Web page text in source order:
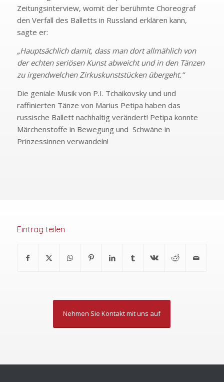
Zeitungsinterview, womit der berühmte Choreograf
den Verfall des Balletts in Russland erklären kann,
sagte er:
„Hauptsächlich damit, dass man dort allmählich von
der echten seriösen Kunst abweicht und in den Tänzen
zu irgendwelchen Zirkuskunststücken übergeht.“
Die geniale Musik von P.I. Tchaikovsky und und
raffinierten Tänze von Marius Petipa haben das
russische Ballett nachhaltig verändert! Petipa konnte
Märchenstoffe in Bewegung und Schwäne in
Prinzessinnen verwandeln!
Eintrag teilen
Nehmen Sie Kontakt mit uns auf